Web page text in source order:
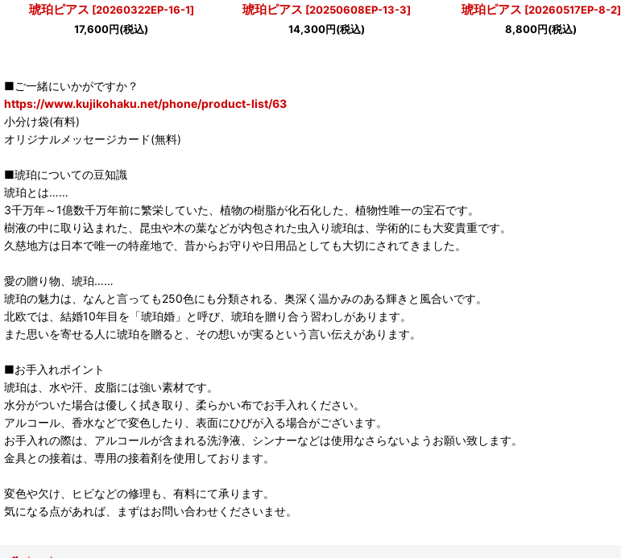
琥珀ピアス [20260322EP-16-1]
17,600円(税込)
琥珀ピアス [20250608EP-13-3]
14,300円(税込)
琥珀ピアス [20260517EP-8-2]
8,800円(税込)
■ご一緒にいかがですか？
https://www.kujikohaku.net/phone/product-list/63
小分け袋(有料)
オリジナルメッセージカード(無料)
■琥珀についての豆知識
琥珀とは……
3千万年～1億数千万年前に繁栄していた、植物の樹脂が化石化した、植物性唯一の宝石です。
樹液の中に取り込まれた、昆虫や木の葉などが内包された虫入り琥珀は、学術的にも大変貴重です。
久慈地方は日本で唯一の特産地で、昔からお守りや日用品としても大切にされてきました。
愛の贈り物、琥珀……
琥珀の魅力は、なんと言っても250色にも分類される、奥深く温かみのある輝きと風合いです。
北欧では、結婚10年目を「琥珀婚」と呼び、琥珀を贈り合う習わしがあります。
また思いを寄せる人に琥珀を贈ると、その想いが実るという言い伝えがあります。
■お手入れポイント
琥珀は、水や汗、皮脂には強い素材です。
水分がついた場合は優しく拭き取り、柔らかい布でお手入れください。
アルコール、香水などで変色したり、表面にひびが入る場合がございます。
お手入れの際は、アルコールが含まれる洗浄液、シンナーなどは使用なさらないようお願い致します。
金具との接着は、専用の接着剤を使用しております。
変色や欠け、ヒビなどの修理も、有料にて承ります。
気になる点があれば、まずはお問い合わせくださいませ。